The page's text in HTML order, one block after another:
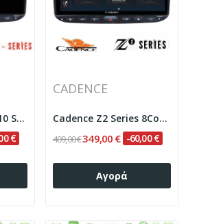
Nakamichi NAM5710 Series 8Core Android13 4+64GB...
€
CADENCE
Cadence Z2 Series 8Core Android14 4+64GB Fiat...
409,00 €349,00 € -60,00 €
Αγορά